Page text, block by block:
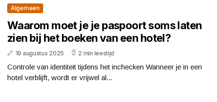
Algemeen
Waarom moet je je paspoort soms laten
zien bij het boeken van een hotel?
19 augustus 2025 2 min leestijd
Controle van identiteit tijdens het inchecken Wanneer je in een
hotel verblijft, wordt er vrijwel al...